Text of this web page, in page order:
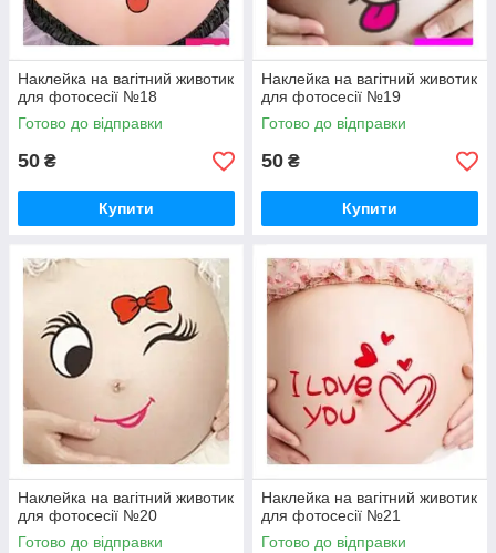
Наклейка на вагітний животик
для фотосесії №18
Готово до відправки
50 ₴
Купити
Наклейка на вагітний животик
для фотосесії №19
Готово до відправки
50 ₴
Купити
Наклейка на вагітний животик
для фотосесії №20
Готово до відправки
Наклейка на вагітний животик
для фотосесії №21
Готово до відправки